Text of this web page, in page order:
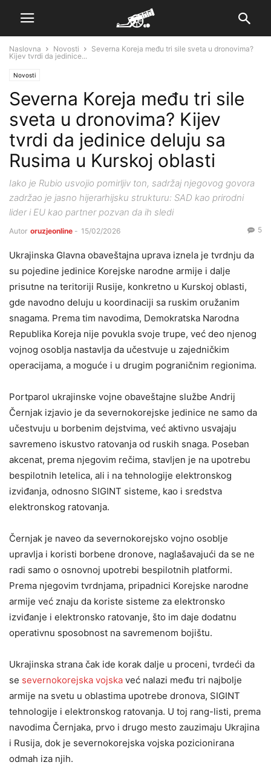
Naslovna Novosti
Severna Koreja među tri sile sveta u dronovima?
Kijev tvrdi da jedinice...
Novosti
Severna Koreja među tri sile
sveta u dronovima? Kijev
tvrdi da jedinice deluju sa
Rusima u Kurskoj oblasti
Iako je Rubio usvojio pomirljiv ton, sadržaj njegovog govora
zadržao je jasno hijerarhijsku strukturu: SAD kao prirodni
lider i EU kao partner pozvan da ih sledi
Autor oruzjeonline - 15/02/2026 5
Ukrajinska Glavna obaveštajna uprava iznela je tvrdnju da
su pojedine jedinice Korejske narodne armije i dalje
prisutne na teritoriji Rusije, konkretno u Kurskoj oblasti,
gde navodno deluju u koordinaciji sa ruskim oružanim
snagama. Prema tim navodima, Demokratska Narodna
Republika Koreja nije povukla svoje trupe, već deo njenog
vojnog osoblja nastavlja da učestvuje u zajedničkim
operacijama, a moguće i u drugim pograničnim regionima.
Portparol ukrajinske vojne obaveštajne službe Andrij
Černjak izjavio je da severnokorejske jedinice ne samo da
učestvuju u borbenim dejstvima, već aktivno usvajaju
savremeno iskustvo ratovanja od ruskih snaga. Poseban
akcenat, prema njegovim rečima, stavljen je na upotrebu
bespilotnih letelica, ali i na tehnologije elektronskog
izviđanja, odnosno SIGINT sisteme, kao i sredstva
elektronskog ratovanja.
Černjak je naveo da severnokorejsko vojno osoblje
upravlja i koristi borbene dronove, naglašavajući da se ne
radi samo o osnovnoj upotrebi bespilotnih platformi.
Prema njegovim tvrdnjama, pripadnici Korejske narodne
armije već znaju da koriste sisteme za elektronsko
izviđanje i elektronsko ratovanje, što im daje dodatnu
operativnu sposobnost na savremenom bojištu.
Ukrajinska strana čak ide korak dalje u proceni, tvrdeći da
se severnokorejska vojska već nalazi među tri najbolje
armije na svetu u oblastima upotrebe dronova, SIGINT
tehnologije i elektronskog ratovanja. U toj rang-listi, prema
navodima Černjaka, prvo i drugo mesto zauzimaju Ukrajina
i Rusija, dok je severnokorejska vojska pozicionirana
odmah iza njih.